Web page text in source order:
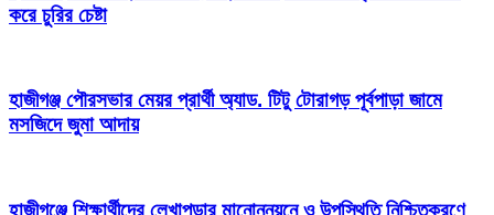
করে চুরির চেষ্টা
হাজীগঞ্জ পৌরসভার মেয়র প্রার্থী অ্যাড. টিটু টোরাগড় পূর্বপাড়া জামে
মসজিদে জুমা আদায়
হাজীগঞ্জে শিক্ষার্থীদের লেখাপড়ার মানোন্নয়নে ও উপস্থিতি নিশ্চিতকরণে